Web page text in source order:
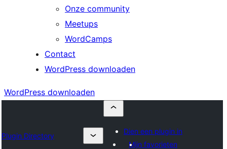
Onze community
Meetups
WordCamps
Contact
WordPress downloaden
WordPress downloaden
Plugin Directory
Dien een plugin in
Mijn favorieten